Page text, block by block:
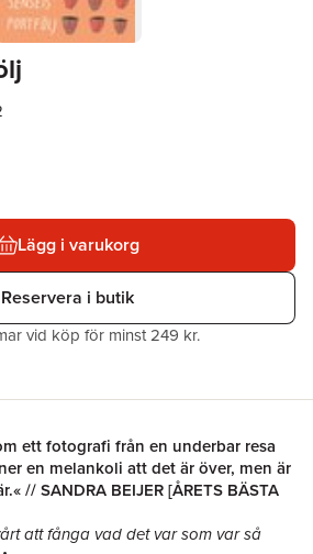
Lägg i varukorg
Reservera i butik
vid köp för minst 249 kr.
ett fotografi från en underbar resa
en melankoli att det är över, men är
// SANDRA BEIJER [ÅRETS BÄSTA
att fånga vad det var som var så